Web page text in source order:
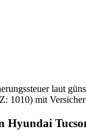
laut
1010) mit
Hyundai